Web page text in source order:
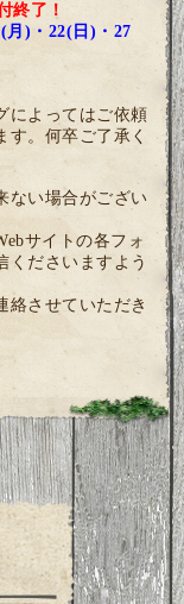
終了！
月) ・22(日)・27
によってはご依頼
。何卒ご了承く
ない場合がござい
サイトの各フォ
くださいますよう
絡させていただき